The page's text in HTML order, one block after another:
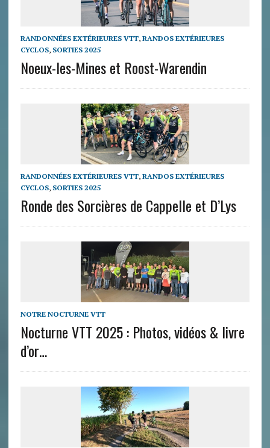
RANDONNÉES EXTÉRIEURES VTT, RANDOS EXTÉRIEURES
CYCLOS, SORTIES 2025
Noeux-les-Mines et Roost-Warendin
RANDONNÉES EXTÉRIEURES VTT, RANDOS EXTÉRIEURES
CYCLOS, SORTIES 2025
Ronde des Sorcières de Cappelle et D’Lys
NOTRE NOCTURNE VTT
Nocturne VTT 2025 : Photos, vidéos & livre
d’or…